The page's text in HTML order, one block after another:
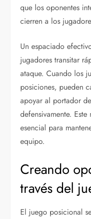
que los oponentes
cierren a los
Un espaciado
jugadores transitar
ataque. Cuando los
posiciones, pueden
apoyar al portador
defensivamente.
esencial para
equipo.
Creando
través del
El juego posicional